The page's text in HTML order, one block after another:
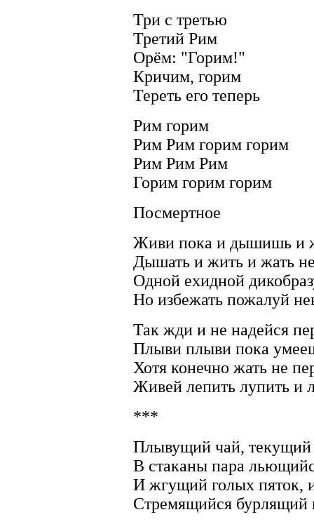
Три с третью
Третий Рим
Орём: "Горим!"
Кричим, горим
Тереть его теперь
Рим горим
Рим Рим горим горим
Рим Рим Рим
Горим горим горим
Посмертное
Живи пока и дышишь и
Дышать и жить и жать
Одной ехидной
Но избежать пожалуй
Так жди и не надейся
Плыви плыви пока
Хотя конечно жать не
Живей лепить лупить и
***
Плывущий чай, текущий
В стаканы пара
И жгущий голых пяток,
Стремящийся